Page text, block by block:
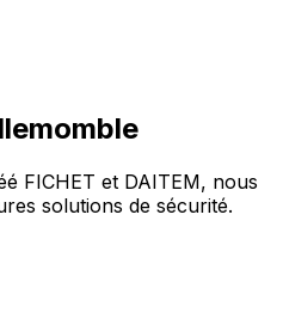
FICHET et DAITEM, nous
solutions de sécurité.